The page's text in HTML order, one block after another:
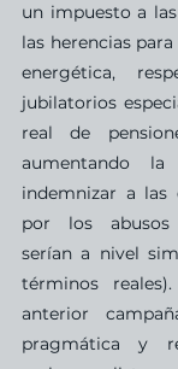
un impuesto a
las herencias
energética,
jubilatorios
real de
aumentando
indemnizar a las
por los abusos
serían a nivel
términos
anterior
pragmática y